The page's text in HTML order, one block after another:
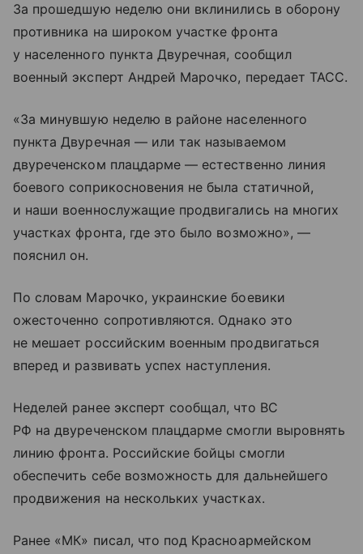
За прошедшую неделю они вклинились в оборону
противника на широком участке фронта
у населенного пункта Двуречная, сообщил
военный эксперт Андрей Марочко, передает ТАСС.
«За минувшую неделю в районе населенного
пункта Двуречная — или так называемом
двуреченском плацдарме — естественно линия
боевого соприкосновения не была статичной,
и наши военнослужащие продвигались на многих
участках фронта, где это было возможно», —
пояснил он.
По словам Марочко, украинские боевики
ожесточенно сопротивляются. Однако это
не мешает российским военным продвигаться
вперед и развивать успех наступления.
Неделей ранее эксперт сообщал, что ВС
РФ на двуреченском плацдарме смогли выровнять
линию фронта. Российские бойцы смогли
обеспечить себе возможность для дальнейшего
продвижения на нескольких участках.
Ранее «МК» писал, что под Красноармейском